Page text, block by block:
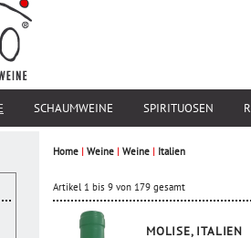
SCHAUMWEINE SPIRITUOSEN
Home | Weine | Weine | Italien
Artikel 1 bis 9 von 179 gesamt
MOLISE, ITALIEN